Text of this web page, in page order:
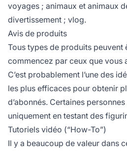
voyages ; animaux et animaux
divertissement ; vlog.
Avis de produits
Tous types de produits peuvent
commencez par ceux que vous
C’est probablement l’une des
les plus efficaces pour obtenir
d’abonnés. Certaines
uniquement en testant des
Tutoriels vidéo (“How-To”)
Il y a beaucoup de valeur dans